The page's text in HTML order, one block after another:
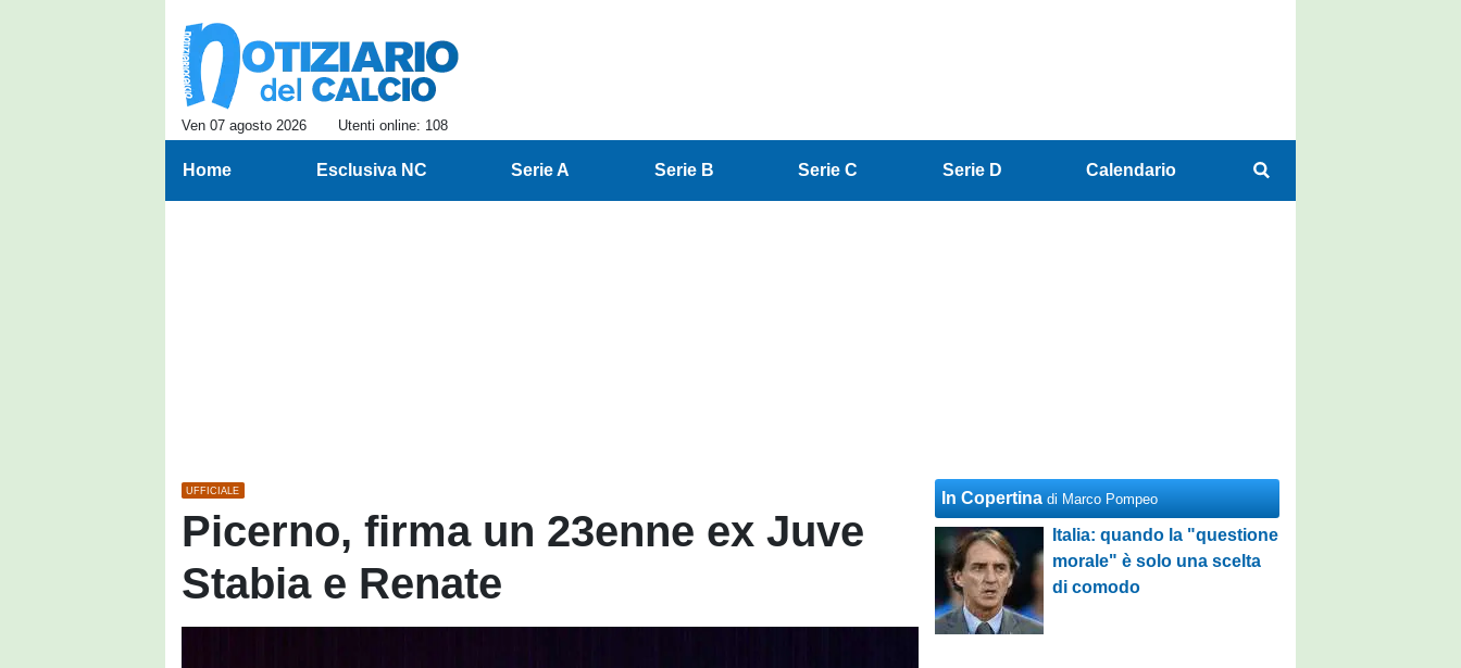
Ven 07 agosto 2026 Utenti online: 108
Home Esclusiva NC Serie A Serie B Serie C Serie D Calendario
UFFICIALE
Picerno, firma un 23enne ex Juve
Stabia e Renate
In Copertina di Marco Pompeo
Italia: quando la "questione
morale" è solo una scelta
di comodo